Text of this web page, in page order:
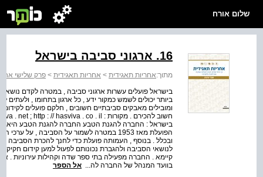
שלום אורח
16. ארגוני סביבה בישראל
מתוך:אחריות תאגידית > אחריות תאגידית > פרק שלישי
בישראל פועלים עשרות ארגוני סביבה , במטרה לקדם
ביותר יכולים לשמש כמקור ידע , כל ארגון בתחומו , ולעתים
ומובילים מאבקים סביבתיים חשובים , חלקם פועלים
בישראל : החברה להגנת הטבע החברה להגנת הטבע היא
הפועלת מאז 1953 במטרה לשמור על הסביבה ,
ובכלל . בנוסף , העמותה פועלת כדי לחנך להכרת הסביבה
לנושאי הסביבה ולהגברת נכונותם לפעול למען קידום חקיקה
בוועד המנהל של החברה לה... אל הספר